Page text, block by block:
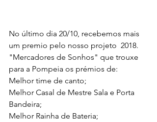
No último dia 20/10, recebemos mais
um premio pelo nosso projeto  2018.
"Mercadores de Sonhos" que trouxe
para a Pompeia os prémios de:
Melhor time de canto;
Melhor Casal de Mestre Sala e Porta
Bandeira;
Melhor Rainha de Bateria;